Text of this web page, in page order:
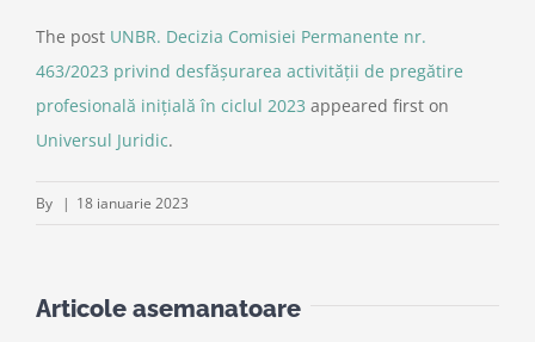
The post UNBR. Decizia Comisiei Permanente nr.
463/2023 privind desfășurarea activității de pregătire
profesională inițială în ciclul 2023 appeared first on
Universul Juridic.
By | 18 ianuarie 2023
Articole asemanatoare